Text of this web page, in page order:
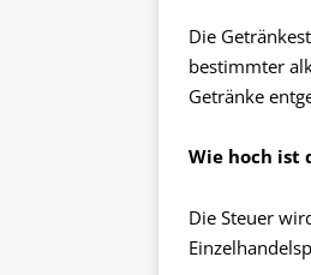
Die
bestimmter
Getränke
Wie hoch ist
Die Steuer